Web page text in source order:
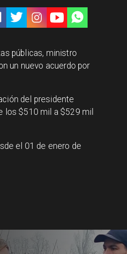
públicas, ministro
un nuevo acuerdo por
del presidente
los $510 mil a $529 mil
el 01 de enero de